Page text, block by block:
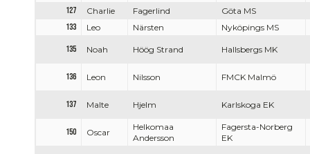
127
Charlie Fagerlind
Göta MS
133
Leo Närsten Nyköpings MS
135 Noah Höög Strand Hallsbergs MK
136 Leon Nilsson FMCK Malmö
137 Malte Hjelm Karlskoga EK
150 Oscar
Helkomaa
Andersson
Fagersta-Norberg
EK